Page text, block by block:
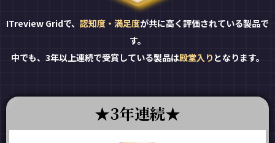
ITreview Gridで、 認知度・満足度が共に高く評価されている製品で
す。
中でも、3年以上連続で受賞している製品は殿堂入り となります。
3年連続